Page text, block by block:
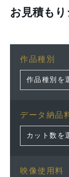
お見積も
作品種別
データ納品
映像使用料